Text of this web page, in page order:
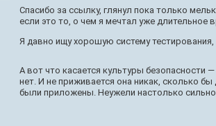
Спасибо за ссылку, глянул пока только
если это то, о чем я мечтал уже длительное
Я давно ищу хорошую систему
А вот что касается культуры безопасности
нет. И не приживается она никак, сколько
были приложены. Неужели настолько